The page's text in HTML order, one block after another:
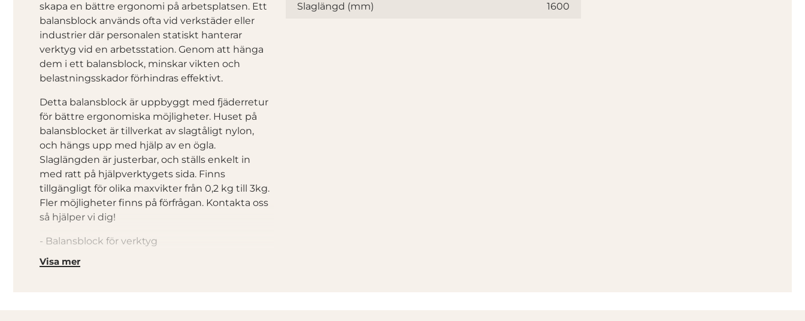
skapa en bättre ergonomi på arbetsplatsen. Ett
balansblock används ofta vid verkstäder eller
industrier där personalen statiskt hanterar
verktyg vid en arbetsstation. Genom att hänga
dem i ett balansblock, minskar vikten och
belastningsskador förhindras effektivt.
Detta balansblock är uppbyggt med fjäderretur
för bättre ergonomiska möjligheter. Huset på
balansblocket är tillverkat av slagtåligt nylon,
och hängs upp med hjälp av en ögla.
Slaglängden är justerbar, och ställs enkelt in
med ratt på hjälpverktygets sida. Finns
tillgängligt för olika maxvikter från 0,2 kg till 3kg.
Fler möjligheter finns på förfrågan. Kontakta oss
så hjälper vi dig!
- Balansblock för verktyg
- Välj mellan olika maxvikter
- Lintyp: Stållina
Visa mer
Slaglängd (mm) 1600